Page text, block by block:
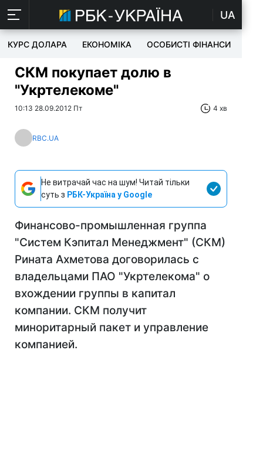
UA
КУРС ДОЛАРА ЕКОНОМІКА ОСОБИСТІ ФІНАНСИ
СКМ покупает долю в
"Укртелекоме"
10:13 28.09.2012 Пт 4 хв
RBC.UA
Не витрачай час на шум! Читай тільки
суть з РБК-Україна у Google
Финансово-промышленная группа
"Систем Кэпитал Менеджмент" (СКМ)
Рината Ахметова договорилась с
владельцами ПАО "Укртелекома" о
вхождении группы в капитал
компании. СКМ получит
миноритарный пакет и управление
компанией.